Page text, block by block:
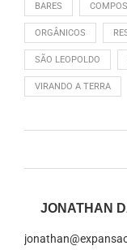
BARES
ORGÂNICOS
SÃO LEOPOLDO
VIRANDO A TERRA
JONATHAN